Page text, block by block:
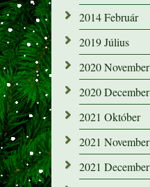
2014 Február
2019 Július
2020 November
2020 December
2021 Október
2021 November
2021 December